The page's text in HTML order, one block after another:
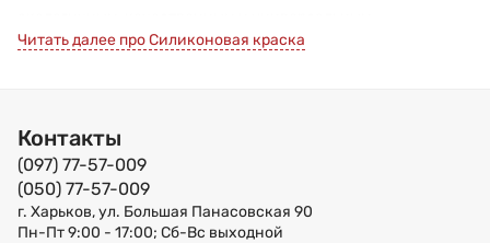
лакокрасочным материалом для покрытия стен. Они
инструментами.
В нашем интернет-магазине «БАЗАР» в Харькове
представлен широкий выбор красок на силиконовой основе
по самым доступным ценам таких известных
Читать далее про Силиконовая краска
Контакты
(097) 77-57-009
(050) 77-57-009
г. Харьков, ул. Большая Панасовская 90
Пн-Пт 9:00 - 17:00; Сб-Вс выходной